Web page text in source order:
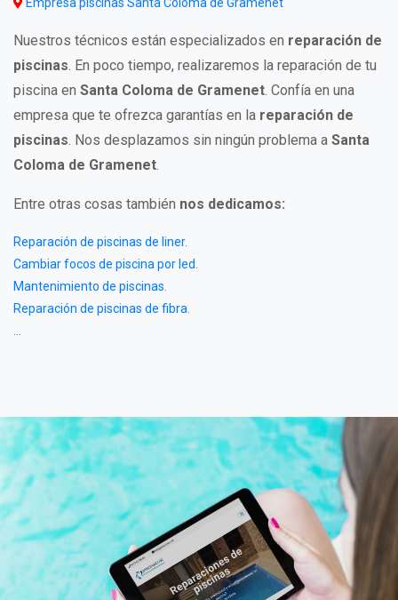
Nuestros técnicos están especializados en reparación de
piscinas. En poco tiempo, realizaremos la reparación de tu
piscina en Santa Coloma de Gramenet. Confía en una
empresa que te ofrezca garantías en la reparación de
piscinas. Nos desplazamos sin ningún problema a Santa
Coloma de Gramenet.
Entre otras cosas también nos dedicamos:
Reparación de piscinas de liner.
Cambiar focos de piscina por led
Mantenimiento de piscinas
Reparación de piscinas de fibra